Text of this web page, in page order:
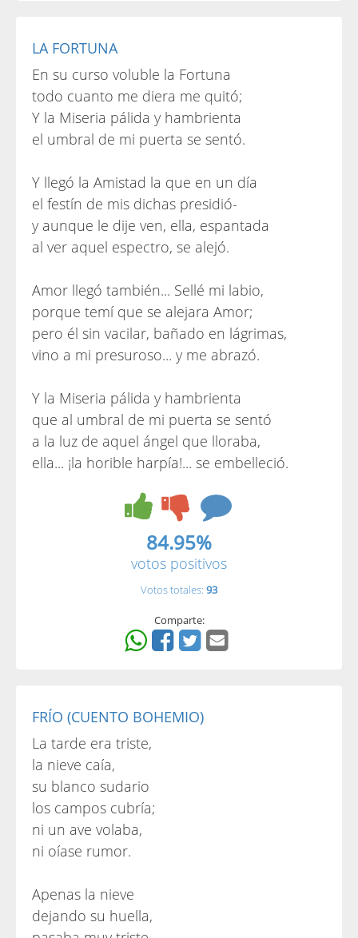
LA FORTUNA
En su curso voluble la Fortuna
todo cuanto me diera me quitó;
Y la Miseria pálida y hambrienta
el umbral de mi puerta se sentó.
Y llegó la Amistad la que en un día
el festín de mis dichas presidió-
y aunque le dije ven, ella, espantada
al ver aquel espectro, se alejó.
Amor llegó también... Sellé mi labio,
porque temí que se alejara Amor;
pero él sin vacilar, bañado en lágrimas,
vino a mi presuroso... y me abrazó.
Y la Miseria pálida y hambrienta
que al umbral de mi puerta se sentó
a la luz de aquel ángel que lloraba,
ella... ¡la horible harpía!... se embelleció.
84.95%
votos positivos
Votos totales: 93
Comparte:
FRÍO (CUENTO BOHEMIO)
La tarde era triste,
la nieve caía,
su blanco sudario
los campos cubría;
ni un ave volaba,
ni oíase rumor.
Apenas la nieve
dejando su huella,